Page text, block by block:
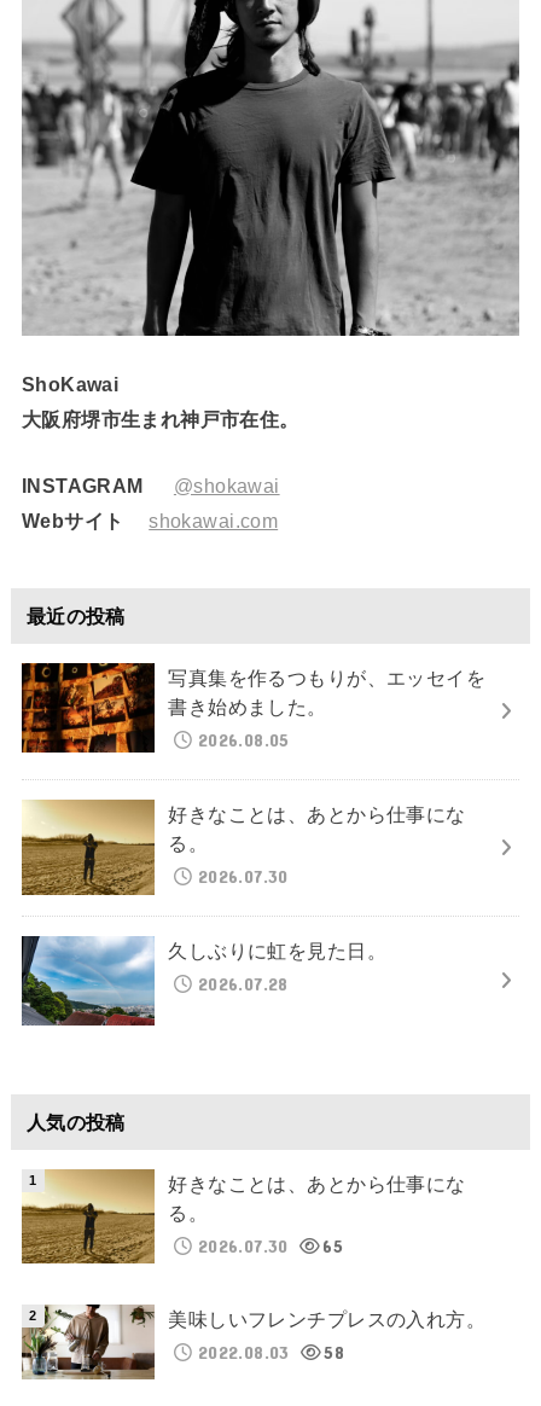
ShoKawai
大阪府堺市生まれ神戸市在住。
INSTAGRAM
@shokawai
Webサイト
shokawai.com
最近の投稿
写真集を作るつもりが、エッセイを
書き始めました。
2026.08.05
好きなことは、あとから仕事にな
る。
2026.07.30
久しぶりに虹を見た日。
2026.07.28
人気の投稿
好きなことは、あとから仕事にな
る。
2026.07.30
65
美味しいフレンチプレスの入れ方。
2022.08.03
58